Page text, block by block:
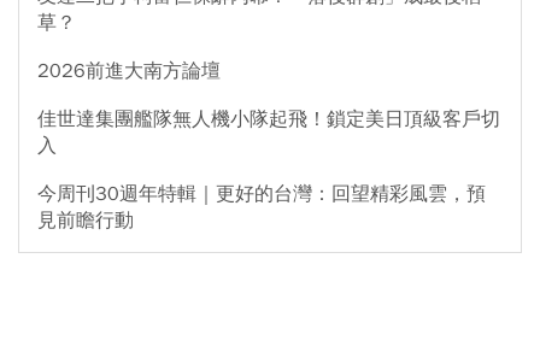
草？
2026前進大南方論壇
佳世達集團艦隊無人機小隊起飛！鎖定美日頂級客戶切
入
今周刊30週年特輯｜更好的台灣：回望精彩風雲，預
見前瞻行動